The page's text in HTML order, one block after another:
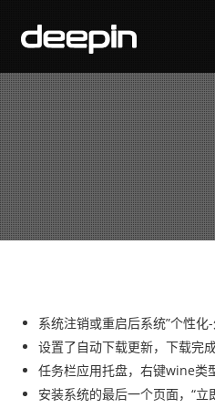
系统注销或重启后系统”个性化
设置了自动下载更新，下载完
任务栏应用托盘，右键wine类
安装系统的最后一个页面，“